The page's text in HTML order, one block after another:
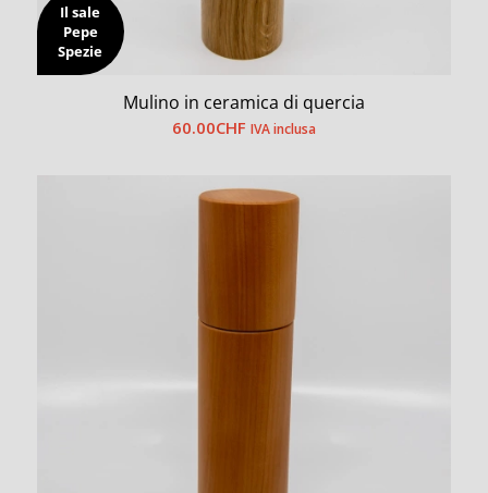
Il sale
Pepe
Spezie
Mulino in ceramica di quercia
60.00CHF IVA inclusa